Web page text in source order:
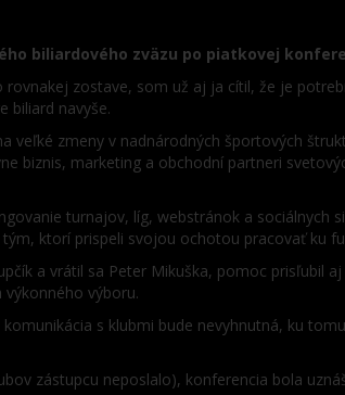
biliardového zväzu po piatkovej
zostave, som už aj ja cítil, že je
biliard navyše.
zmeny v nadnárodných športových
biznis, marketing a obchodní partneri
turnajov, líg, webstránok a sociálnych
ktorí prispeli svojou ochotou pracovať ku
a vrátil sa Peter Mikuška, pomoc prisľubil
výboru.
s klubmi bude nevyhnutná, ku
zástupcu neposlalo), konferencia bola